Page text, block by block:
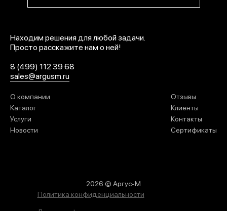
Находим решения для любой задачи.
Просто расскажите нам о ней!
8 (499) 112 39 68
sales@argusm.ru
О компании
Каталог
Услуги
Новости
Отзывы
Клиенты
Контакты
Сертификаты
2026 © Аргус-М
Политика конфиденциальности